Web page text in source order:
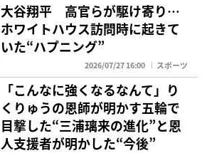
大谷翔平 高官らが駆け寄り…
ホワイトハウス訪問時に起きて
いた“ハプニング”
2026/07/27 16:00 スポーツ
「こんなに強くなるなんて」り
くりゅうの恩師が明かす五輪で
目撃した“三浦璃来の進化”と恩
人支援者が明かした“今後”